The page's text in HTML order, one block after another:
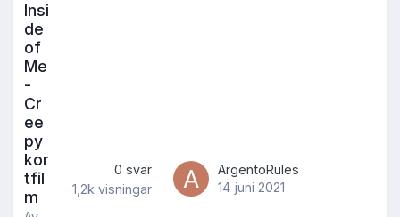
Insi
de
of
Me
-
Cr
ee
py
kor
tfil
m
0 svar
1,2k visningar
ArgentoRules
14 juni 2021